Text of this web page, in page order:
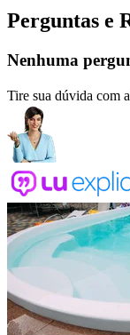
Perguntas e
Nenhuma
Tire sua dúvida com